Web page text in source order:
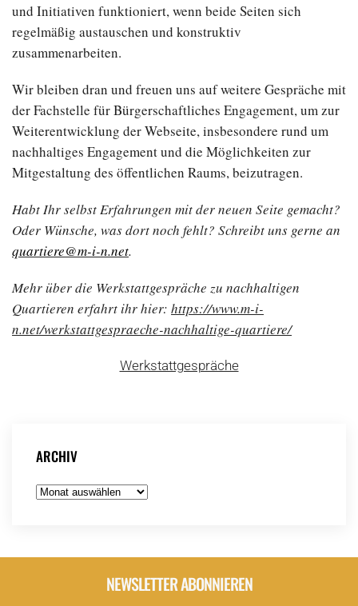
und Initiativen funktioniert, wenn beide Seiten sich
regelmäßig austauschen und konstruktiv
zusammenarbeiten.
Wir bleiben dran und freuen uns auf weitere Gespräche mit
der Fachstelle für Bürgerschaftliches Engagement, um zur
Weiterentwicklung der Webseite, insbesondere rund um
nachhaltiges Engagement und die Möglichkeiten zur
Mitgestaltung des öffentlichen Raums, beizutragen.
Habt Ihr selbst Erfahrungen mit der neuen Seite gemacht?
Oder Wünsche, was dort noch fehlt? Schreibt uns gerne an
quartiere@m-i-n.net.
Mehr über die Werkstattgespräche zu nachhaltigen
Quartieren erfahrt ihr hier: https://www.m-i-
n.net/werkstattgespraeche-nachhaltige-quartiere/
Werkstattgespräche
ARCHIV
Archiv
NEWSLETTER ABONNIEREN